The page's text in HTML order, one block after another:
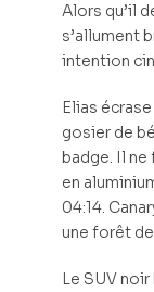
Alors qu’il
s’allument
intention
Elias
gosier de
badge. Il
en
04:14.
une forêt
Le SUV